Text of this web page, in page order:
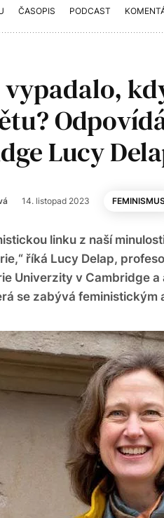
ČASOPIS PODCAST
Lucy
14. listopad 2023
linku z naší
říká Lucy Delap,
Univerzity v Cambridge a
se zabývá feministickým